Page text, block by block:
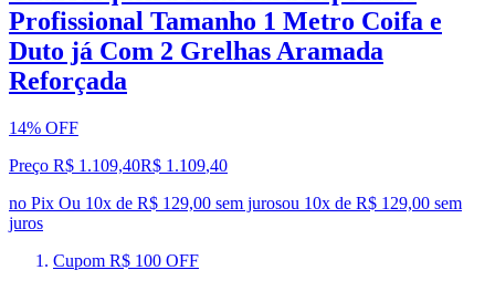
Profissional Tamanho 1 Metro Coifa e
Duto já Com 2 Grelhas Aramada
Reforçada
14% OFF
Preço R$ 1.109,40R$ 1.109,40
no Pix Ou 10x de R$ 129,00 sem jurosou 10x de R$ 129,00 sem
juros
Cupom R$ 100 OFF